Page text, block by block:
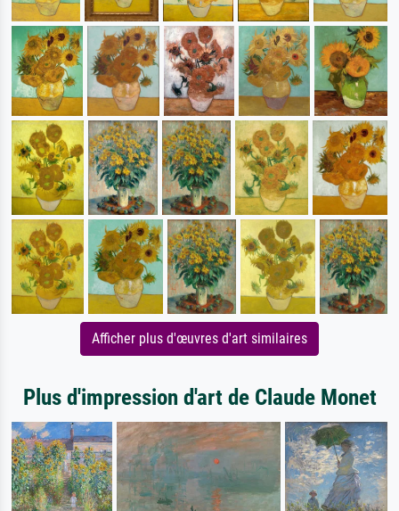
Afficher plus d'œuvres d'art similaires
Plus d'impression d'art de Claude Monet